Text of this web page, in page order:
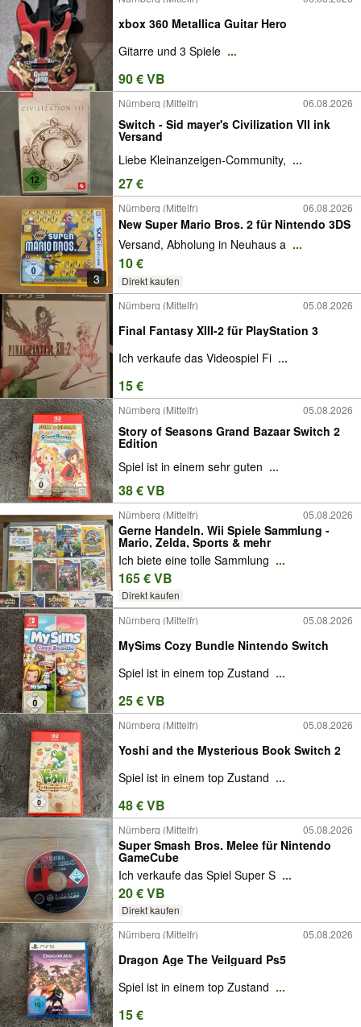
xbox 360 Metallica Guitar Hero
Gitarre und 3 Spiele ...
90 € VB
Nürnberg (Mittelfr) 06.08.2026
Switch - Sid mayer's Civilization VII ink
Versand
Liebe Kleinanzeigen-Community, ...
27 €
3
Nürnberg (Mittelfr) 06.08.2026
New Super Mario Bros. 2 für Nintendo 3DS
Versand, Abholung in Neuhaus a ...
10 €
Direkt kaufen
Nürnberg (Mittelfr)
05.08.2026
Final Fantasy XIII-2 für PlayStation 3
Ich verkaufe das Videospiel Fi ...
15 €
Nürnberg (Mittelfr) 05.08.2026
Story of Seasons Grand Bazaar Switch 2
Edition
Spiel ist in einem sehr guten ...
38 € VB
Nürnberg (Mittelfr) 05.08.2026
Gerne Handeln. Wii Spiele Sammlung -
Mario, Zelda, Sports & mehr
Ich biete eine tolle Sammlung ...
165 € VB
Direkt kaufen
Nürnberg (Mittelfr)
05.08.2026
MySims Cozy Bundle Nintendo Switch
Spiel ist in einem top Zustand ...
25 € VB
Nürnberg (Mittelfr) 05.08.2026
Yoshi and the Mysterious Book Switch 2
Spiel ist in einem top Zustand ...
48 € VB
Nürnberg (Mittelfr) 05.08.2026
Super Smash Bros. Melee für Nintendo
GameCube
Ich verkaufe das Spiel Super S ...
20 € VB
Direkt kaufen
Nürnberg (Mittelfr)
05.08.2026
Dragon Age The Veilguard Ps5
Spiel ist in einem top Zustand ...
15 €